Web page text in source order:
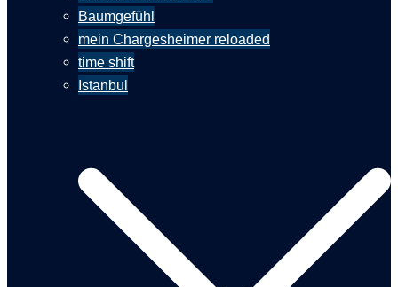
Baumgefühl
mein Chargesheimer reloaded
time shift
Istanbul